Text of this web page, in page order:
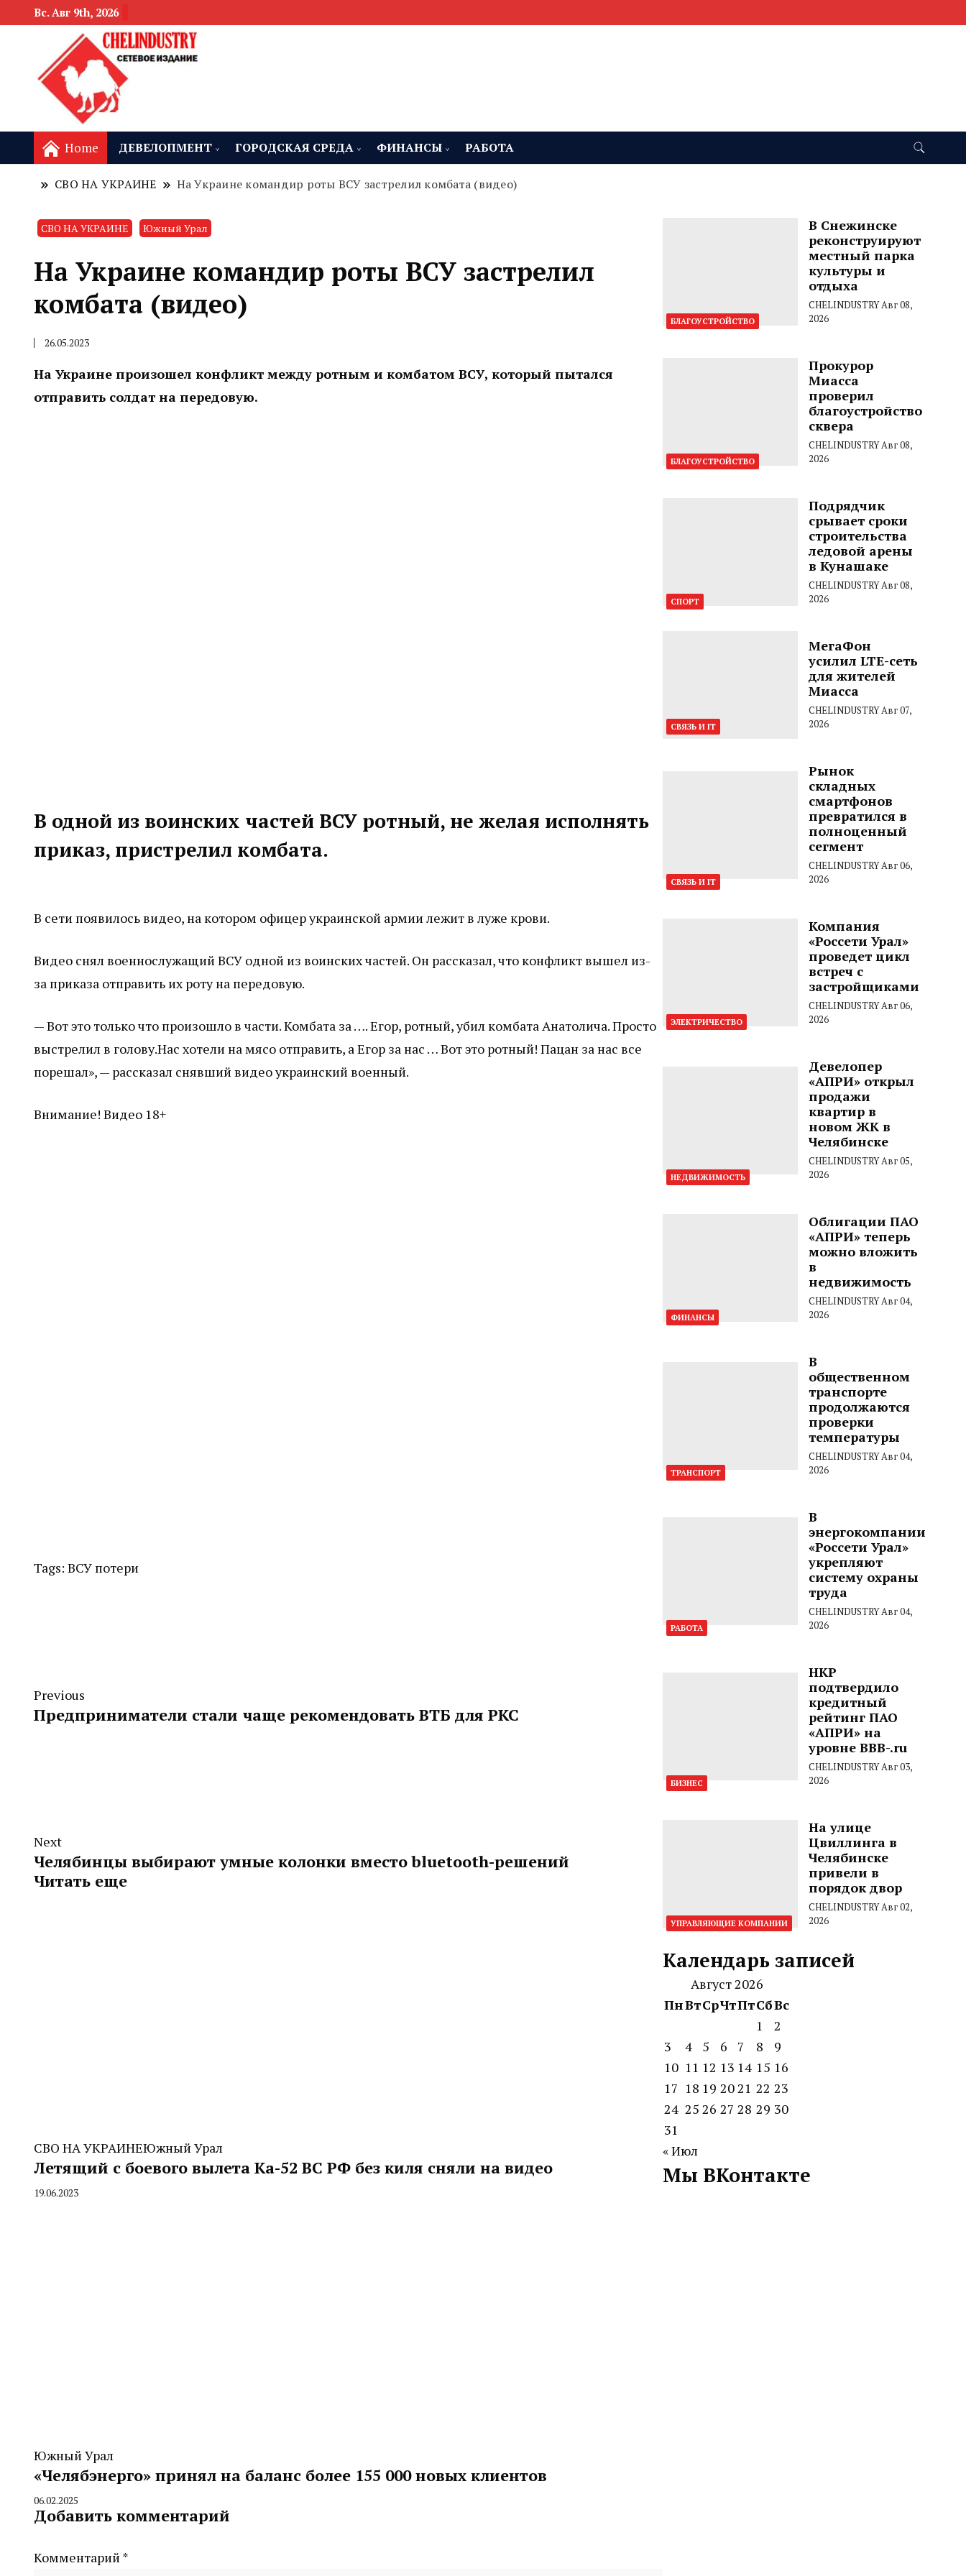
Вс. Авг 9th, 2026
Home ДЕВЕЛОПМЕНТ ГОРОДСКАЯ СРЕДА ФИНАНСЫ РАБОТА
СВО НА УКРАИНЕ На Украине командир роты ВСУ застрелил комбата (видео)
СВО НА УКРАИНЕ Южный Урал
На Украине командир роты ВСУ застрелил
комбата (видео)
26.05.2023
На Украине произошел конфликт между ротным и комбатом ВСУ, который пытался
отправить солдат на передовую.
В одной из воинских частей ВСУ ротный, не желая исполнять
приказ, пристрелил комбата.
В сети появилось видео, на котором офицер украинской армии лежит в луже крови.
Видео снял военнослужащий ВСУ одной из воинских частей. Он рассказал, что конфликт вышел из-
за приказа отправить их роту на передовую.
— Вот это только что произошло в части. Комбата за …. Егор, ротный, убил комбата Анатолича. Просто
выстрелил в голову.Нас хотели на мясо отправить, а Егор за нас … Вот это ротный! Пацан за нас все
порешал», — рассказал снявший видео украинский военный.
Внимание! Видео 18+
Tags: ВСУ потери
Previous
Предприниматели стали чаще рекомендовать ВТБ для РКС
Next
Челябинцы выбирают умные колонки вместо bluetooth-решений
Читать еще
СВО НА УКРАИНЕЮжный Урал
Летящий с боевого вылета Ка-52 ВС РФ без киля сняли на видео
By
19.06.2023
Южный Урал
«Челябэнерго» принял на баланс более 155 000 новых клиентов
By
CHELINDUSTRY
06.02.2025
Добавить комментарий
Комментарий *
БЛАГОУСТРОЙСТВО
В Снежинске
реконструируют
местный парка
культуры и
отдыха
CHELINDUSTRYАвг 08,
2026
БЛАГОУСТРОЙСТВО
Прокурор
Миасса
проверил
благоустройство
сквера
CHELINDUSTRYАвг 08,
2026
СПОРТ
Подрядчик
срывает сроки
строительства
ледовой арены
в Кунашаке
CHELINDUSTRYАвг 08,
2026
СВЯЗЬ И IT
МегаФон
усилил LTE-сеть
для жителей
Миасса
CHELINDUSTRYАвг 07,
2026
СВЯЗЬ И IT
Рынок
складных
смартфонов
превратился в
полноценный
сегмент
CHELINDUSTRYАвг 06,
2026
ЭЛЕКТРИЧЕСТВО
Компания
«Россети Урал»
проведет цикл
встреч с
застройщиками
CHELINDUSTRYАвг 06,
2026
НЕДВИЖИМОСТЬ
Девелопер
«АПРИ» открыл
продажи
квартир в
новом ЖК в
Челябинске
CHELINDUSTRYАвг 05,
2026
ФИНАНСЫ
Облигации ПАО
«АПРИ» теперь
можно вложить
в
недвижимость
CHELINDUSTRYАвг 04,
2026
ТРАНСПОРТ
В
общественном
транспорте
продолжаются
проверки
температуры
CHELINDUSTRYАвг 04,
2026
РАБОТА
В
энергокомпании
«Россети Урал»
укрепляют
систему охраны
труда
CHELINDUSTRYАвг 04,
2026
БИЗНЕС
НКР
подтвердило
кредитный
рейтинг ПАО
«АПРИ» на
уровне BBB-.ru
CHELINDUSTRYАвг 03,
2026
УПРАВЛЯЮЩИЕ КОМПАНИИ
На улице
Цвиллинга в
Челябинске
привели в
порядок двор
CHELINDUSTRYАвг 02,
2026
Календарь записей
Август 2026
ПнВтСрЧтПтСбВс
1
2
3
4 5 6 7 8
9
10 11 12 13 14 15 16
17 18 19 2021 22 23
24 25 26 27 28 29 30
31
« Июл
Мы ВКонтакте